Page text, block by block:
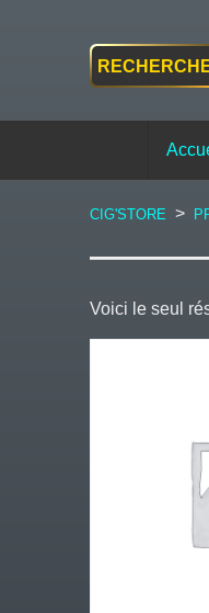
CIG'STORE >
Voici le seul